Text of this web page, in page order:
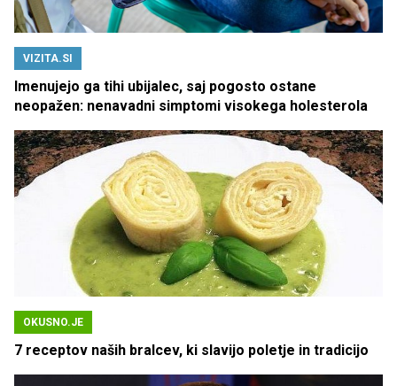
VIZITA.SI
Imenujejo ga tihi ubijalec, saj pogosto ostane
neopažen: nenavadni simptomi visokega holesterola
OKUSNO.JE
7 receptov naših bralcev, ki slavijo poletje in tradicijo